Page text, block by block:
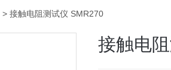
> 接触电阻测试仪 SMR270
接触电